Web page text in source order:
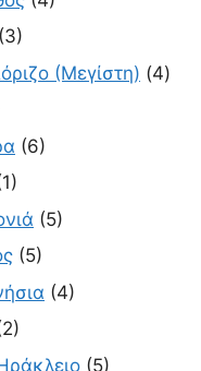
(3)
(Μεγίστη) (4)
(6)
(5)
(5)
(4)
(5)